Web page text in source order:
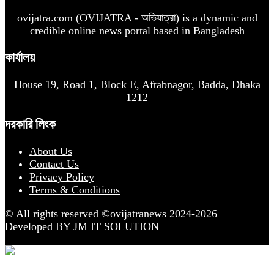
ovijatra.com (OVIJATRA - অভিযাত্রা) is a dynamic and
credible online news portal based in Bangladesh
কার্যালয়
House 19, Road 1, Block E, Aftabnagor, Badda, Dhaka
1212
দরকারি লিংক
About Us
Contact Us
Privacy Policy
Terms & Conditions
© All rights reserved ©ovijatranews 2024-2026
Developed BY JM IT SOLUTION